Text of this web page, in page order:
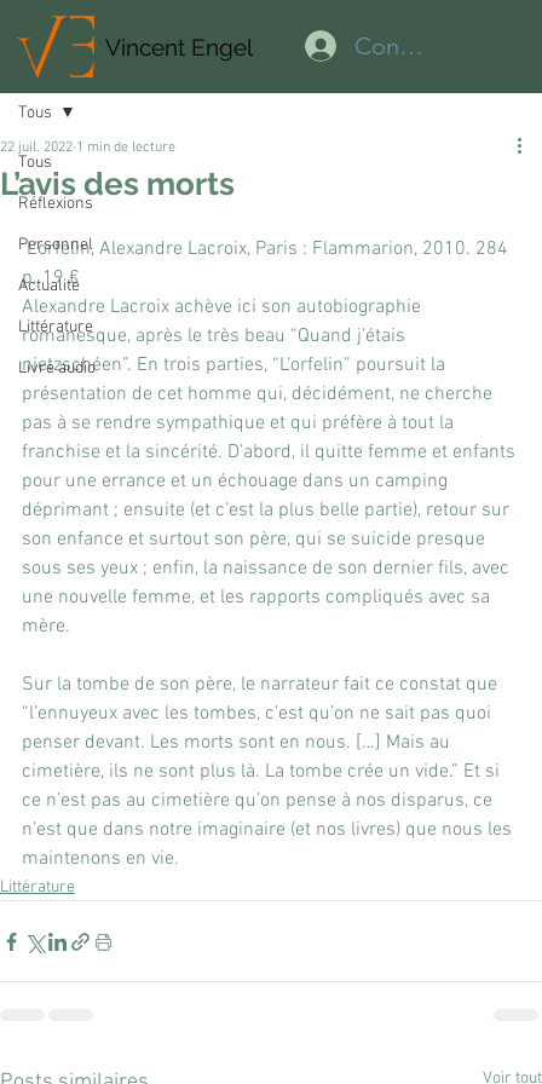
Connexion
Vincent Engel
Tous
Réflexions
Personnel
Actualité
Littérature
Livre audio
Tous
L’avis des morts
22 juil. 2022 1 min de lecture
L’orfelin, Alexandre Lacroix, Paris : Flammarion, 2010. 284
p. 19 €
Alexandre Lacroix achève ici son autobiographie
romanesque, après le très beau “Quand j’étais
nietzschéen”. En trois parties, “L’orfelin” poursuit la
présentation de cet homme qui, décidément, ne cherche
pas à se rendre sympathique et qui préfère à tout la
franchise et la sincérité. D’abord, il quitte femme et enfants
pour une errance et un échouage dans un camping
déprimant ; ensuite (et c’est la plus belle partie), retour sur
son enfance et surtout son père, qui se suicide presque
sous ses yeux ; enfin, la naissance de son dernier fils, avec
une nouvelle femme, et les rapports compliqués avec sa
mère.
Sur la tombe de son père, le narrateur fait ce constat que
“l’ennuyeux avec les tombes, c’est qu’on ne sait pas quoi
penser devant. Les morts sont en nous. […] Mais au
cimetière, ils ne sont plus là. La tombe crée un vide.” Et si
ce n’est pas au cimetière qu’on pense à nos disparus, ce
n’est que dans notre imaginaire (et nos livres) que nous les
maintenons en vie.
Littérature
Voir tout